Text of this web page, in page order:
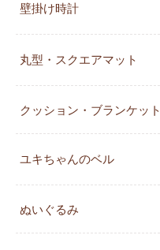
壁掛け時計
丸型・スクエアマット
クッション・ブランケット
ユキちゃんのベル
ぬいぐるみ